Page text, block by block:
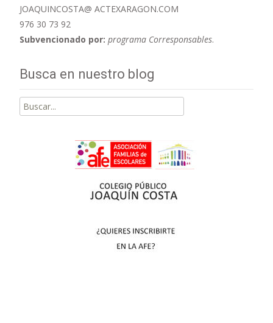
JOAQUINCOSTA@ ACTEXARAGON.COM
976 30 73 92
Subvencionado por: programa Corresponsables.
Busca en nuestro blog
Buscar
por: